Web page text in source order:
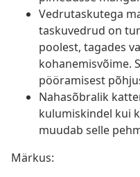
Vedrutaskutega
taskuvedrud on
poolest, tagades
kohanemisvõime.
pööramisest
Nahasõbralik
kulumiskindel kui
muudab selle
Märkus: